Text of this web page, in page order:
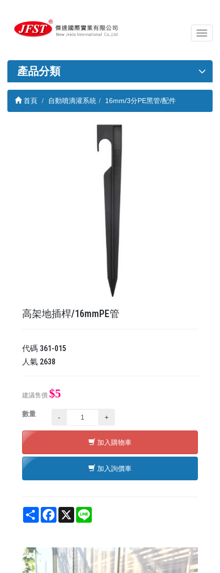
導
覽
關
產品分類
首頁 自動噴滴灌系統 16mm/3分PE黑管/配件
高架地插桿/16mmPE管
代碼 361-015
人氣 2638
建議售價 $5
數量 - +
加入購物車
加入詢價車
Share Facebook
X